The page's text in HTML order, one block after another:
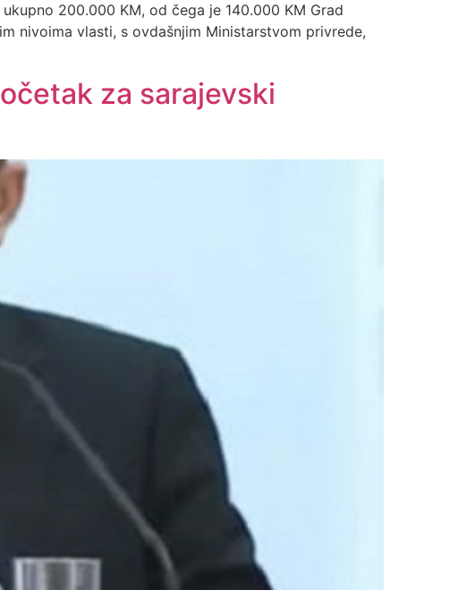
200.000 KM, od čega je 140.000 KM Grad
nivoima vlasti, s ovdašnjim Ministarstvom privrede,
za sarajevski